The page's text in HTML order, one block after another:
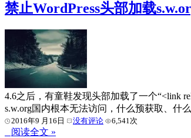
禁止WordPress头部加载
4.6之后，有童鞋发现头部加载了一个“<link
s.w.org国内根本无法访问，什么预获取、什
2016年9 月16日 没有评论 6,541次
阅读全文 »